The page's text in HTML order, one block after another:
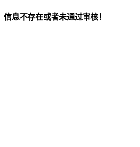
信息不存在或者未通过审核！